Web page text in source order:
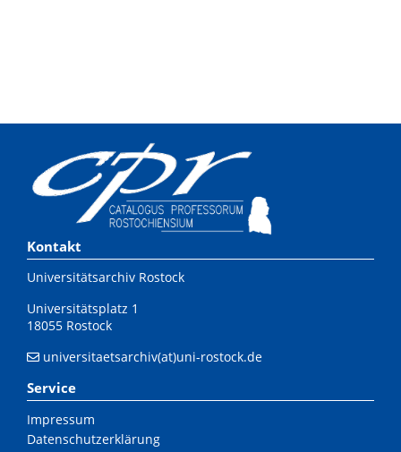
Kontakt
Universitätsarchiv Rostock
Universitätsplatz 1
18055 Rostock
universitaetsarchiv(at)uni-rostock.de
Service
Impressum
Datenschutzerklärung